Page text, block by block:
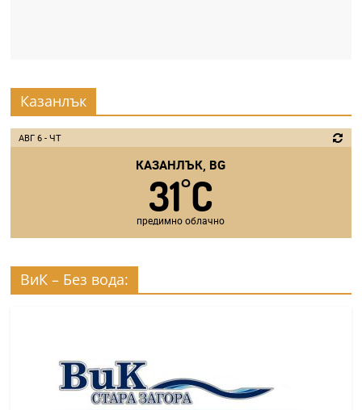
Казанлък
АВГ 6 - ЧТ
КАЗАНЛЪК, BG
31°C
предимно облачно
ВиК – Без вода: